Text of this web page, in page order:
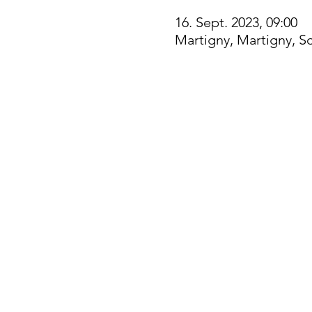
16. Sept. 2023, 09:00
Martigny, Martigny,